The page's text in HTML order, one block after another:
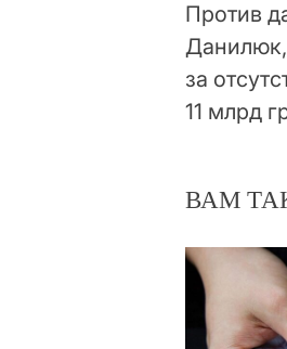
Против
Данилюк,
за
11 млрд
ВАМ